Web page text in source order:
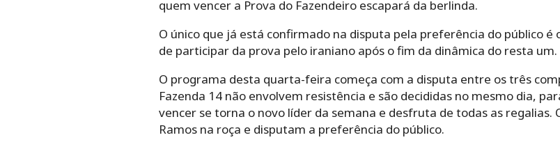
quem vencer a Prova do Fazendeiro escapará da berlinda.
O único que já está confirmado na disputa pela preferência do público
de participar da prova pelo iraniano após o fim da dinâmica do resta um.
O programa desta quarta-feira começa com a disputa entre os três
Fazenda 14 não envolvem resistência e são decididas no mesmo dia,
vencer se torna o novo líder da semana e desfruta de todas as regalias.
Ramos na roça e disputam a preferência do público.